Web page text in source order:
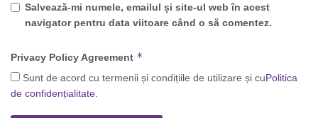
Salvează-mi numele, emailul și site-ul web în acest
navigator pentru data viitoare când o să comentez.
Privacy Policy Agreement *
Sunt de acord cu termenii și condițiile de utilizare și cuPolitica
de confidențialitate.